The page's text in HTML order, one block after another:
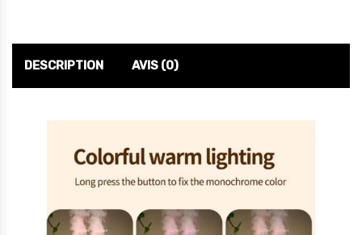
DESCRIPTION AVIS (0)